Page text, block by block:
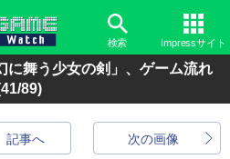
検索 Impressサイト
に舞う少女の剣」、ゲーム流れ
89)
次の画像
記事へ